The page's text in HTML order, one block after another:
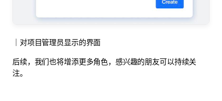
｜对项目管理员显示的界面
后续，我们也将增添更多角色，感兴趣的朋友可以持续关
注。